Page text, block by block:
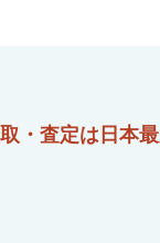
・査定は日本